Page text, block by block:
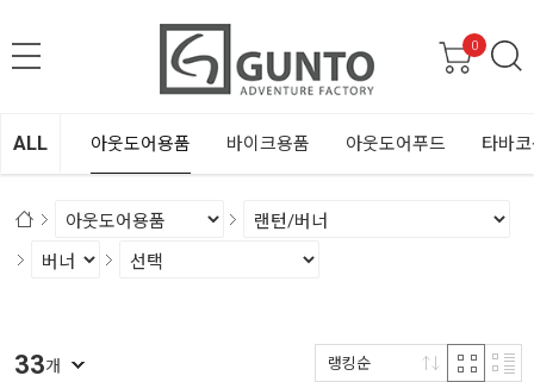
0
ALL 아웃도어용품 바이크용품 아웃도어푸드 타바
33개 랭킹순